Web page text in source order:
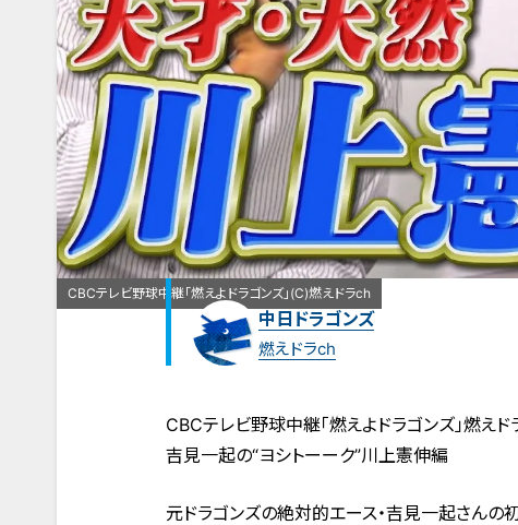
CBCテレビ野球中継「燃えよドラゴンズ」(C)燃えドラch
中日ドラゴンズ
燃えドラch
CBCテレビ野球中継「燃えよドラゴンズ」燃えド
吉見一起の“ヨシトーーク”川上憲伸編
元ドラゴンズの絶対的エース・吉見一起さんの